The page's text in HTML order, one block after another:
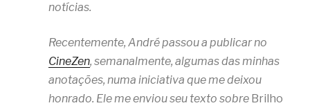
notícias.
Recentemente, André passou a publicar no
CineZen, semanalmente, algumas das minhas
anotações, numa iniciativa que me deixou
honrado. Ele me enviou seu texto sobre Brilho